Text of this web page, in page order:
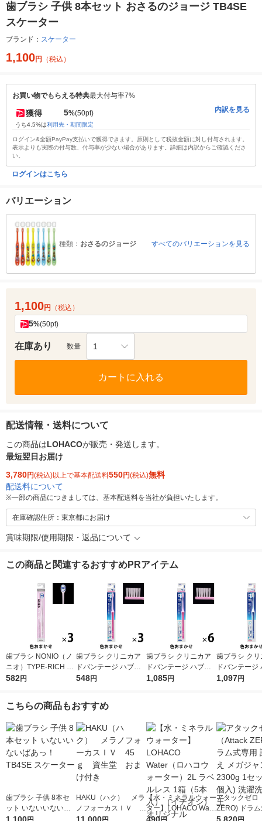
歯ブラシ 子供 8本セット おさるのジョージ TB4SE
スケーター
ブランド： スケーター
1,100円 （税込）
お買い物でもらえる特典最大付与率7%
獲得 5%(50pt)
うち4.5%は利用先・期間限定
内訳を見る
ログイン&全額PayPay支払いで獲得できます。原則として税抜金額に対し付与されます。
表示よりも実際の付与数、付与率が少ない場合があります。詳細は内訳からご確認くださ
い。
ログインはこちら
バリエーション
種類： おさるのジョージ すべてのバリエーションを見る
1,100円 （税込）
5%(50pt)
在庫あり 数量 1
カートに入れる
配送情報・送料について
この商品はLOHACOが販売・発送します。
最短翌日お届け
3,780円(税込)以上で基本配送料550円(税込)無料
配送料について
※一部の商品につきましては、基本配送料を当社が負担いたします。
在庫確認住所：東京都にお届け
賞味期限/使用期限・返品について
この商品と関連するおすすめPRアイテム
歯ブラシ NONIO（ノ
ニオ）TYPE-RICH ふ
つう 1セット（3本）
582円
歯ブラシ クリニカア
ドバンテージ ハブラ
シ 4列 超コンパクト
ライオン
548円
歯ブラシ クリニカア
ドバンテージ ハブラ
シ 4列 超コンパクト
1,085円
歯ブラシ クリ
ドバンテージ
シ 4列 超コン
1,097円
こちらの商品もおすすめ
歯ブラシ 子供 8本セ
ット いないいないば
あっ！ TB4SE スケー
HAKU（ハク） メラ
ノフォーカスＩＶ 4
5ｇ 資生堂 おまけ
【水・ミネラルウォー
ター】LOHACO Wate
r（ロハコウォータ
アタックゼロ
ZERO) ドラ
詰め替え メガ